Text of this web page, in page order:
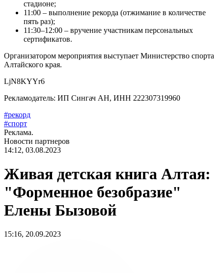
стадионе;
11:00 – выполнение рекорда (отжимание в количестве
пять раз);
11:30–12:00 – вручение участникам персональных
сертификатов.
Организатором мероприятия выступает Министерство спорта
Алтайского края.
LjN8KYYr6
Рекламодатель: ИП Сингач АН, ИНН 222307319960
#рекорд
#спорт
Реклама.
Новости партнеров
14:12, 03.08.2023
Живая детская книга Алтая:
"Форменное безобразие"
Елены Бызовой
15:16, 20.09.2023